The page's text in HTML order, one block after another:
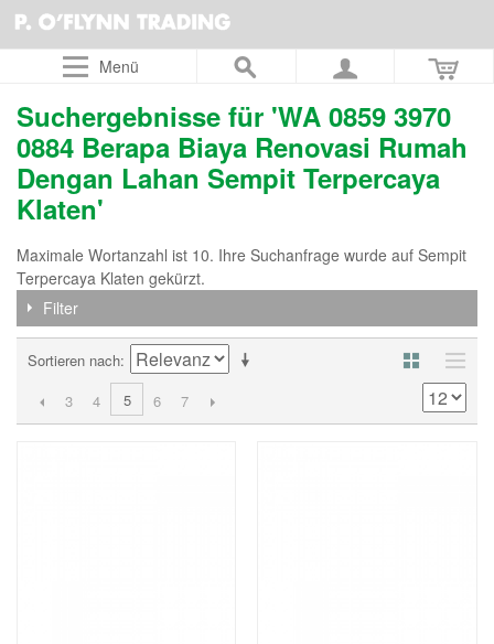
Menü
Suchergebnisse für 'WA 0859 3970
0884 Berapa Biaya Renovasi Rumah
Dengan Lahan Sempit Terpercaya
Klaten'
Maximale Wortanzahl ist 10. Ihre Suchanfrage wurde auf Sempit
Terpercaya Klaten gekürzt.
Filter
Sortieren nach
3
4 5 6 7